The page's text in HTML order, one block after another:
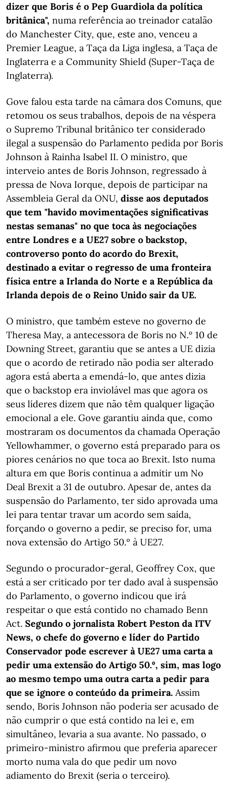
dizer que Boris é o Pep Guardiola da política
britânica", numa referência ao treinador catalão
do Manchester City, que, este ano, venceu a
Premier League, a Taça da Liga inglesa, a Taça de
Inglaterra e a Community Shield (Super-Taça de
Inglaterra).
Gove falou esta tarde na câmara dos Comuns, que
retomou os seus trabalhos, depois de na véspera
o Supremo Tribunal britânico ter considerado
ilegal a suspensão do Parlamento pedida por Boris
Johnson à Rainha Isabel II. O ministro, que
interveio antes de Boris Johnson, regressado à
pressa de Nova Iorque, depois de participar na
Assembleia Geral da ONU, disse aos deputados
que tem "havido movimentações significativas
nestas semanas" no que toca às negociações
entre Londres e a UE27 sobre o backstop,
controverso ponto do acordo do Brexit,
destinado a evitar o regresso de uma fronteira
física entre a Irlanda do Norte e a República da
Irlanda depois de o Reino Unido sair da UE.
O ministro, que também esteve no governo de
Theresa May, a antecessora de Boris no N.º 10 de
Downing Street, garantiu que se antes a UE dizia
que o acordo de retirado não podia ser alterado
agora está aberta a emendá-lo, que antes dizia
que o backstop era inviolável mas que agora os
seus líderes dizem que não têm qualquer ligação
emocional a ele. Gove garantiu ainda que, como
mostraram os documentos da chamada Operação
Yellowhammer, o governo está preparado para os
piores cenários no que toca ao Brexit. Isto numa
altura em que Boris continua a admitir um No
Deal Brexit a 31 de outubro. Apesar de, antes da
suspensão do Parlamento, ter sido aprovada uma
lei para tentar travar um acordo sem saída,
forçando o governo a pedir, se preciso for, uma
nova extensão do Artigo 50.º à UE27.
Segundo o procurador-geral, Geoffrey Cox, que
está a ser criticado por ter dado aval à suspensão
do Parlamento, o governo indicou que irá
respeitar o que está contido no chamado Benn
Act. Segundo o jornalista Robert Peston da ITV
News, o chefe do governo e líder do Partido
Conservador pode escrever à UE27 uma carta a
pedir uma extensão do Artigo 50.º, sim, mas logo
ao mesmo tempo uma outra carta a pedir para
que se ignore o conteúdo da primeira. Assim
sendo, Boris Johnson não poderia ser acusado de
não cumprir o que está contido na lei e, em
simultâneo, levaria a sua avante. No passado, o
primeiro-ministro afirmou que preferia aparecer
morto numa vala do que pedir um novo
adiamento do Brexit (seria o terceiro).